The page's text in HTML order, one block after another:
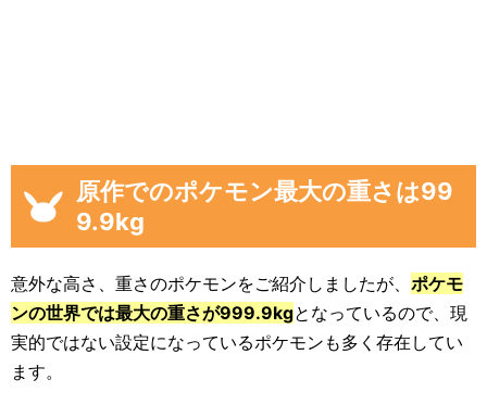
原作でのポケモン最大の重さは99
9.9kg
意外な高さ、重さのポケモンをご紹介しましたが、 ポケモ
ンの世界では最大の重さが999.9kgとなっているので、現
実的ではない設定になっているポケモンも多く存在してい
ます。